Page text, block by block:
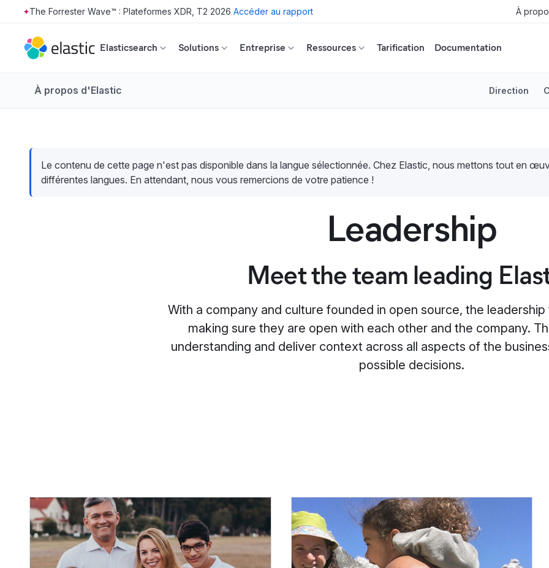
Skip to main content
The Forrester Wave™ : Plateformes XDR, T2 2026 Accéder au rapport À
Elasticsearch Solutions Entreprise Ressources Tarification Documentation
À propos d'Elastic Direction
Le contenu de cette page n'est pas disponible dans la langue sélectionnée. Chez Elastic, nous mettons tout en
différentes langues. En attendant, nous vous remercions de votre patience !
Leadership
Meet the team leading
With a company and culture founded in open source, the
making sure they are open with each other and the company.
understanding and deliver context across all aspects of the
possible decisions.